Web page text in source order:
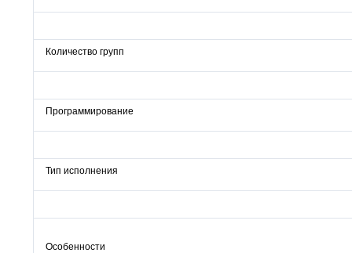
Количество групп
Программирование
Тип исполнения
Особенности